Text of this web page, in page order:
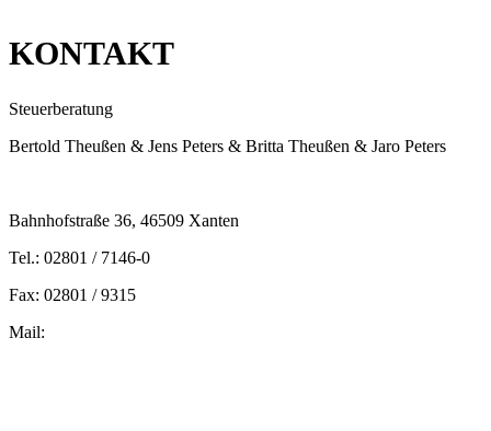
KONTAKT
Steuerberatung
Bertold Theußen & Jens Peters & Britta Theußen & Jaro Peters
Bahnhofstraße 36, 46509 Xanten
Tel.: 02801 / 7146-0
Fax: 02801 / 9315
Mail: